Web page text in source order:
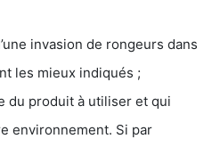
invasion de rongeurs dans
les mieux indiqués ;
du produit à utiliser et qui
environnement. Si par